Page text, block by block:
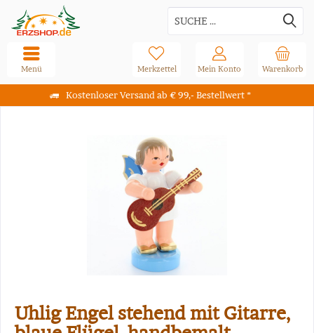
Kostenloser Versand ab € 99,- Bestellwert *
Warenkorb
Merkzettel Mein Konto
Menü
Uhlig Engel stehend mit Gitarre,